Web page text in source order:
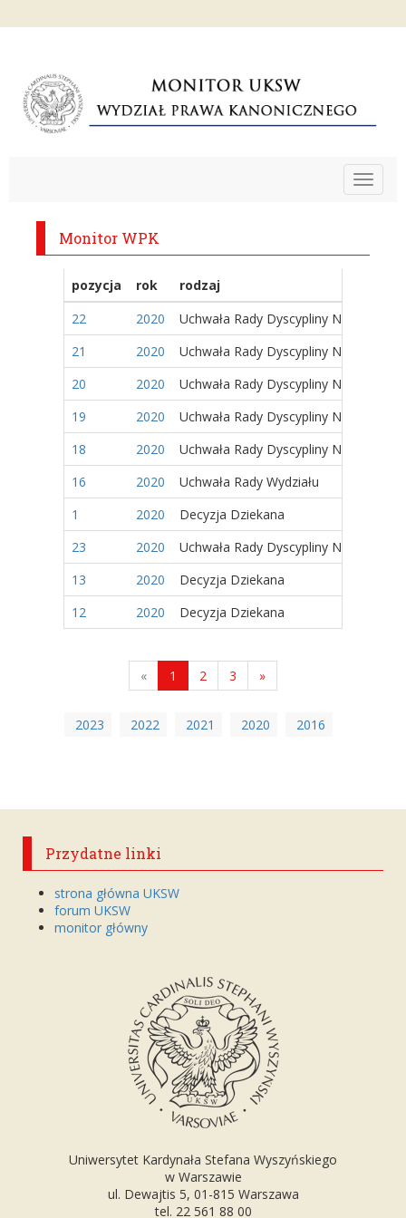
Toggle
Monitor WPK
pozycja rok
rodzaj
22
2020
Uchwała Rady Dyscypliny Naukowej
21
2020
Uchwała Rady Dyscypliny Naukowej
20
2020
Uchwała Rady Dyscypliny Naukowej
19
2020
Uchwała Rady Dyscypliny Naukowej
18
2020
Uchwała Rady Dyscypliny Naukowej
16
2020
Uchwała Rady Wydziału
1
2020
Decyzja Dziekana
23
2020
Uchwała Rady Dyscypliny Naukowej
13
2020
Decyzja Dziekana
12
2020 Decyzja Dziekana
« 1 2 3 »
2023 2022 2021 2020 2016
Przydatne linki
strona główna UKSW
forum UKSW
monitor główny
Uniwersytet Kardynała Stefana Wyszyńskiego
w Warszawie
ul. Dewajtis 5, 01-815 Warszawa
tel. 22 561 88 00